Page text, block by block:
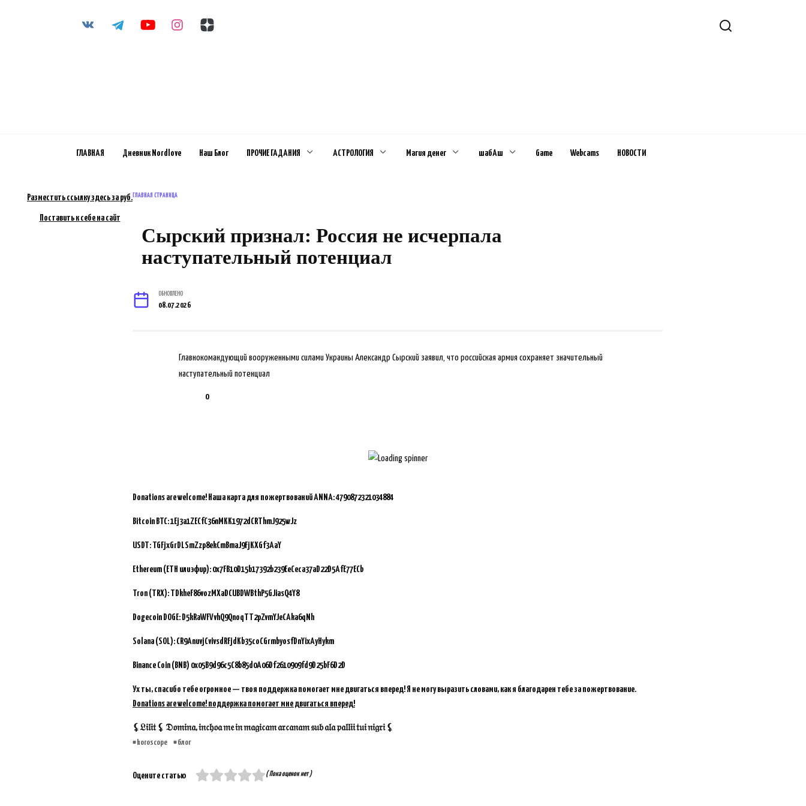
ГЛАВНАЯ Дневник Nordlove Наш Блог ПРОЧИЕ ГАДАНИЯ АСТРОЛОГИЯ Магия денег шабАш Game Webcams НОВОСТИ
ГЛАВНАЯ СТРАНИЦА
Сырский признал: Россия не исчерпала
наступательный потенциал
ОБНОВЛЕНО
08.07.2026
Главнокомандующий вооруженными силами Украины Александр Сырский заявил, что российская армия сохраняет значительный
наступательный потенциал
0
Donations are welcome! Наша карта для пожертвований ANNA:4790872321034884
Bitcoin BTC:1Ej3a1ZECfC36nMKK1972dCRThmJ925wJz
USDT: TGFjxGrDLSmZzp8ekCmBmaJ9FjKXGf3AaY
Ethereum (ETH или эфир): 0x7FB10D15b17392b239EeCeca37aD22D5AfE77ECb
Tron (TRX): TDkheF86vozMXaDCUBDWBthP5GJiasQ4Y8
Dogecoin DOGE: D5kRaWFVvhQ9QnoqTT2pZvmYJeCAka6qNh
Solana (SOL): CR9AnuvjCvivsdRFjdKb35coCGrmbyosfDnYixAyHykm
Binance Coin (BNB) 0x05B9d96c5C8b85d0A06Df2610909fd9D25bF6D2D
Ух ты, спасибо тебе огромное — твоя поддержка помогает мне двигаться вперед! Я не могу выразить словами, как я благодарен тебе за пожертвование.
Donations are welcome! поддержка помогает мне двигаться вперед!
⚸𝔏𝔦𝔩𝔦𝔱 ⚸ 𝔇𝔬𝔪𝔦𝔫𝔞, 𝔦𝔫𝔠𝔥𝔬𝔞 𝔪𝔢 𝔦𝔫 𝔪𝔞𝔤𝔦𝔠𝔞𝔪 𝔞𝔯𝔠𝔞𝔫𝔞𝔪 𝔰𝔲𝔟 𝔞𝔩𝔞 𝔭𝔞𝔩𝔩𝔦𝔦 𝔱𝔲𝔦 𝔫𝔦𝔤𝔯𝔦 ⚸
horoscope блог
Оцените статью ( Пока оценок нет )
Разместить ссылку здесь за руб.
Поставить к себе на сайт